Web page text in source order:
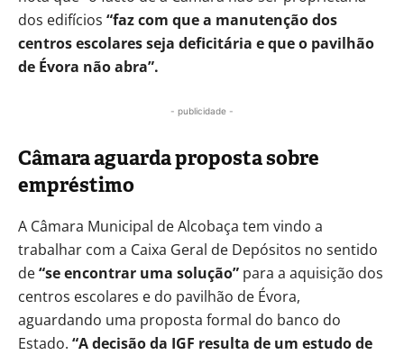
dos edifícios “faz com que a manutenção dos
centros escolares seja deficitária e que o pavilhão
de Évora não abra”.
- publicidade -
Câmara aguarda proposta sobre
empréstimo
A Câmara Municipal de Alcobaça tem vindo a
trabalhar com a Caixa Geral de Depósitos no sentido
de“se encontrar uma solução” para a aquisição dos
centros escolares e do pavilhão de Évora,
aguardando uma proposta formal do banco do
Estado. “A decisão da IGF resulta de um estudo de